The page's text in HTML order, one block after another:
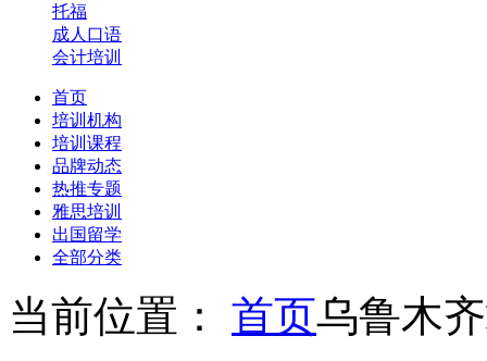
托福
成人口语
会计培训
首页
培训机构
培训课程
品牌动态
热推专题
雅思培训
出国留学
全部分类
当前位置： 首页乌鲁木